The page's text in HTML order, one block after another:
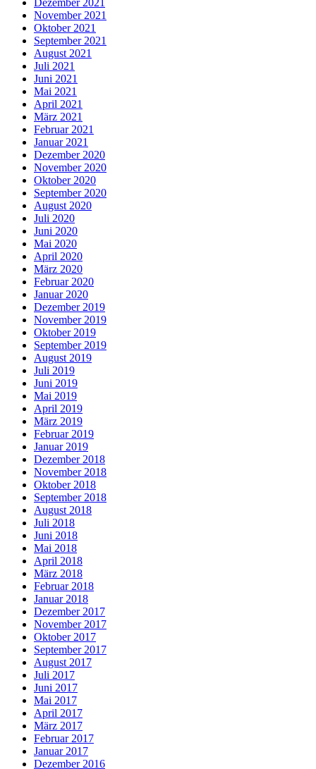
November 2021
Oktober 2021
September 2021
August 2021
Juli 2021
Juni 2021
Mai 2021
April 2021
März 2021
Februar 2021
Januar 2021
Dezember 2020
November 2020
Oktober 2020
September 2020
August 2020
Juli 2020
Juni 2020
Mai 2020
April 2020
März 2020
Februar 2020
Januar 2020
Dezember 2019
November 2019
Oktober 2019
September 2019
August 2019
Juli 2019
Juni 2019
Mai 2019
April 2019
März 2019
Februar 2019
Januar 2019
Dezember 2018
November 2018
Oktober 2018
September 2018
August 2018
Juli 2018
Juni 2018
Mai 2018
April 2018
März 2018
Februar 2018
Januar 2018
Dezember 2017
November 2017
Oktober 2017
September 2017
August 2017
Juli 2017
Juni 2017
Mai 2017
April 2017
März 2017
Februar 2017
Januar 2017
Dezember 2016